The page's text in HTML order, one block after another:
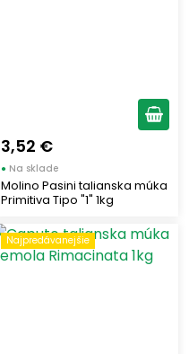
3,52 €
● Na sklade
Molino Pasini talianska múka
Primitiva Tipo "1" 1kg
Najpredávanejšie